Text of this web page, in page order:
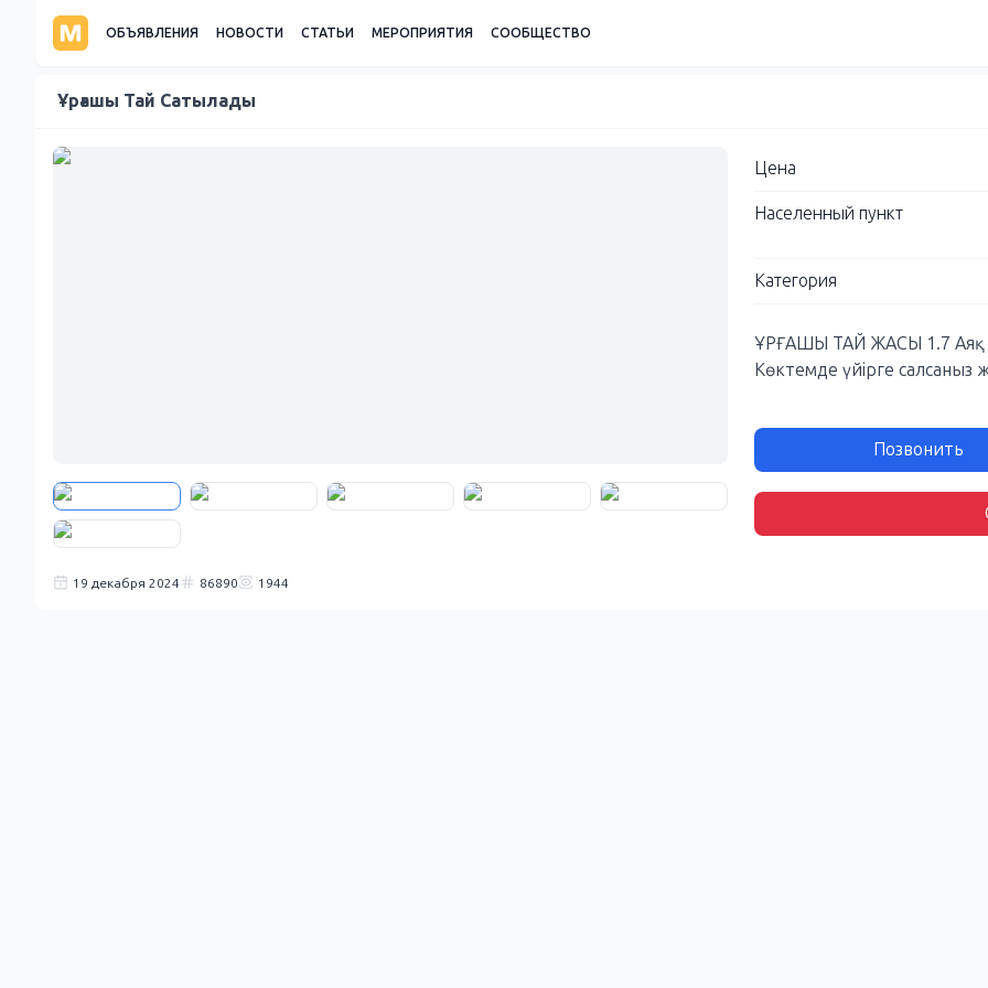
ОБЪЯВЛЕНИЯ НОВОСТИ СТАТЬИ МЕРОПРИЯТИЯ СООБЩЕСТВО
Ұрғашы Тай Сатылады
Цена
Населенный пункт
Категория
ҰРҒАШЫ ТАЙ ЖАСЫ 1.7 Аяқ
Көктемде үйірге салсаныз
Позвонить
19 декабря 2024 86890 1944